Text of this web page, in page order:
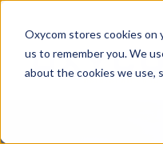
Oxycom stores cookies
us to remember you. We
about the cookies we use,